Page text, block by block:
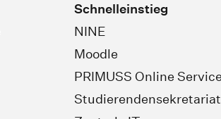
Schnelleinstieg
NINE
Moodle
PRIMUSS Online
Studierendensekretariat